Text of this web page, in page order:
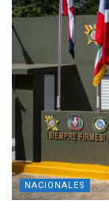
NACIONALES